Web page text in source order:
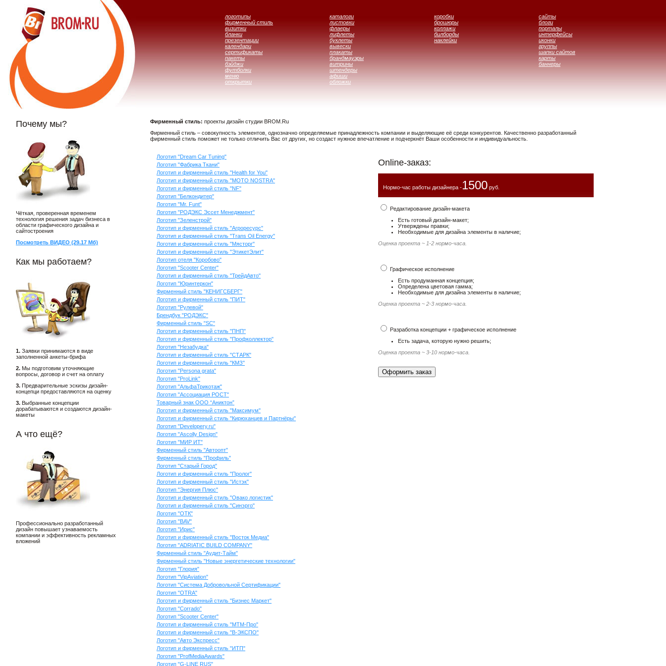
логотипы
фирменный стиль
визитки
бланки
презентации
календари
сертификаты
пакеты
бэйджи
футболки
меню
открытки
каталоги
листовки
флаеры
лифлеты
буклеты
вывески
плакаты
брандмауэры
витрины
штендеры
афиши
обложки
коробки
брошюры
коллажи
билборды
наклейки
сайты
блоги
порталы
интерфейсы
иконки
группы
шапки сайтов
карты
баннеры
Почему мы?
Чёткая, проверенная временем
технология решения задач бизнеса в
области графического дизайна и
сайтостроения
Посмотреть ВИДЕО (29.17 Мб)
Как мы работаем?
1. Заявки принимаются в виде
заполненной анкеты-брифа
2. Мы подготовим уточняющие
вопросы, договор и счет на оплату
3. Предварительные эскизы дизайн-
концепци предоставляются на оценку
3. Выбранные концепции
дорабатываются и создаются дизайн-
макеты
А что ещё?
Профессионально разработанный
дизайн повышает узнаваемость
компании и эффективность рекламных
вложений
Фирменный стиль: проекты дизайн студии BROM.Ru
Фирменный стиль – совокупность элементов, однозначно определяемые принадлежность компании и выделяющие её среди конкурентов. Качественно разработанный
фирменный стиль поможет не только отличить Вас от других, но создаст нужное впечатление и подчеркнёт Ваши особенности и индивидуальность.
Логотип "Dream Car Tuning"
Логотип "Фабрика Ткани"
Логотип и фирменный стиль "Health for You"
Логотип и фирменный стиль "MOTO NOSTRA"
Логотип и фирменный стиль "NF"
Логотип "Белкондитер"
Логотип "Mr. Funt"
Логотип "РОДЭКС Эссет Менеджмент"
Логотип "Зеленстрой"
Логотип и фирменный стиль "Агроресурс"
Логотип и фирменный стиль "Trans Oil Energy"
Логотип и фирменный стиль "Мясторг"
Логотип и фирменный стиль "ЭтикетЭлит"
Логотип отеля "Коробово"
Логотип "Scooter Center"
Логотип и фирменный стиль "ТрейдАвто"
Логотип "Юринтеркон"
Фирменный стиль "КЕНИГСБЕРГ"
Логотип и фирменный стиль "ПИТ"
Логотип "Рулевой"
Брендбук "РОДЭКС"
Фирменный стиль "SC"
Логотип и фирменный стиль "ПНП"
Логотип и фирменный стиль "Профколлектор"
Логотип "Незабудка"
Логотип и фирменный стиль "СТАРК"
Логотип и фирменный стиль "КМЗ"
Логотип "Persona grata"
Логотип "ProLink"
Логотип "АльфаТрикотаж"
Логотип "Ассоциация РОСТ"
Товарный знак ООО “Аниктон”
Логотип и фирменный стиль "Максимум"
Логотип и фирменный стиль "Кирюханцев и Партнёры"
Логотип "Developery.ru"
Логотип "Ascolly Design"
Логотип "МИР ИТ"
Фирменный стиль "Автоопт"
Фирменный стиль "Профиль"
Логотип "Старый Город"
Логотип и фирменный стиль "Пролог"
Логотип и фирменный стиль "Истэк"
Логотип "Энергия Плюс"
Логотип и фирменный стиль "Овако логистик"
Логотип и фирменный стиль "Синэрго"
Логотип "ОТК"
Логотип "BAV"
Логотип "Ирис"
Логотип и фирменный стиль "Восток Медиа"
Логотип "ADRIATIC BUILD COMPANY"
Фирменный стиль "Аудит-Тайм"
Фирменный стиль "Новые энергетические технологии"
Логотип "Глория"
Логотип "VipAviation"
Логотип "Система Добровольной Сертификации"
Логотип "OTRA"
Логотип и фирменный стиль "Бизнес Маркет"
Логотип "Corrado"
Логотип "Scooter Сenter"
Логотип и фирменный стиль "МТМ-Про"
Логотип и фирменный стиль "В-ЭКСПО"
Логотип "Авто Экспресс"
Логотип и фирменный стиль "ИТП"
Логотип "ProfMediaAwards"
Логотип "G-LINE RUS"
Online-заказ:
Нормо-час работы дизайнера -1500 руб.
Редактирование дизайн-макета
Есть готовый дизайн-макет;
Утверждены правки;
Необходимые для дизайна элементы в наличие;
Оценка проекта ~ 1-2 нормо-часа.
Графическое исполнение
Есть продуманная концепция;
Определена цветовая гамма;
Необходимые для дизайна элементы в наличие;
Оценка проекта ~ 2-3 нормо-часа.
Разработка концепции + графическое исполнение
Есть задача, которую нужно решить;
Оценка проекта ~ 3-10 нормо-часа.